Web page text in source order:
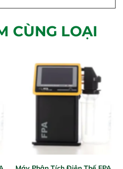
CÙNG LOẠI